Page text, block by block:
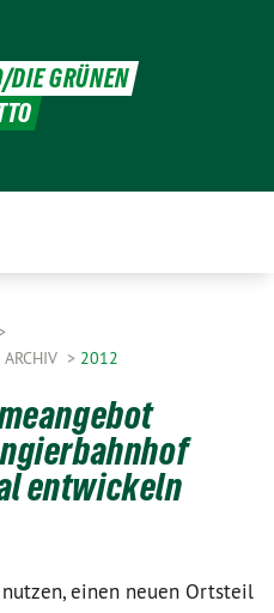
GRÜNEN
ARCHIV 2012
entwickeln
einen neuen Ortsteil